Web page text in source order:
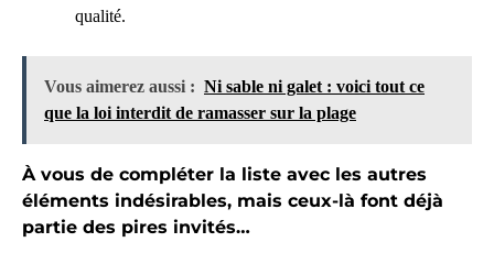
qualité.
Vous aimerez aussi : Ni sable ni galet : voici tout ce
que la loi interdit de ramasser sur la plage
À vous de compléter la liste avec les autres
éléments indésirables, mais ceux-là font déjà
partie des pires invités…